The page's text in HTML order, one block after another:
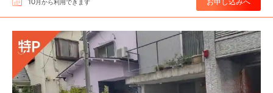
月 から利用できます お申し込みへ